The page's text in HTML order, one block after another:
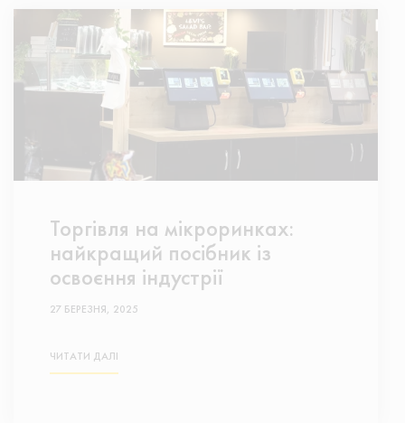
Торгівля на мікроринках:
найкращий посібник із
освоєння індустрії
27 БЕРЕЗНЯ, 2025
ЧИТАТИ ДАЛІ